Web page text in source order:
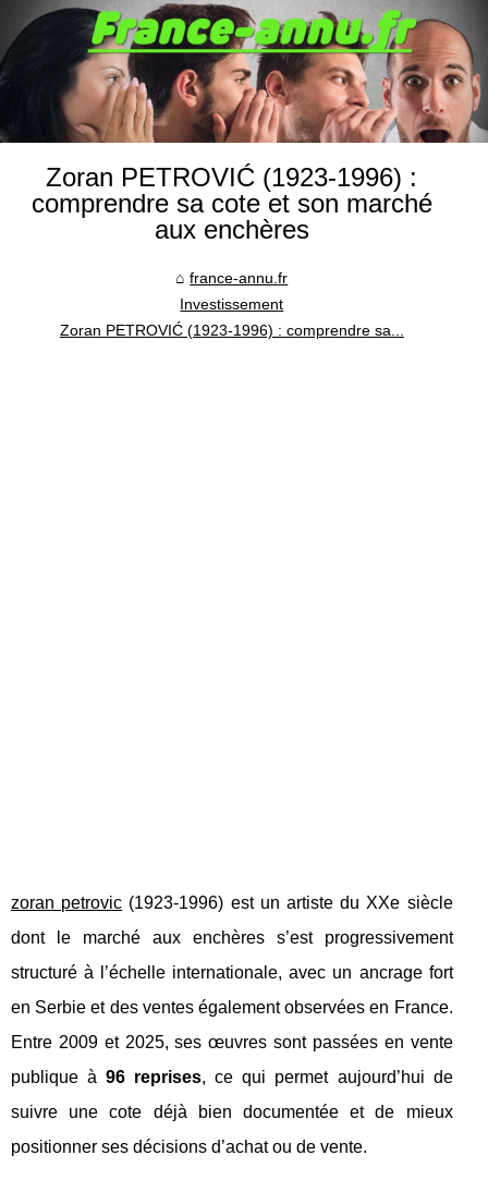
Zoran PETROVIĆ (1923‑1996) :
comprendre sa cote et son marché
aux enchères
france-annu.fr
Investissement
Zoran PETROVIĆ (1923‑1996) : comprendre sa...
zoran petrovic (1923‑1996) est un artiste du XXe siècle
dont le marché aux enchères s’est progressivement
structuré à l’échelle internationale, avec un ancrage fort
en Serbie et des ventes également observées en France.
Entre 2009 et 2025, ses œuvres sont passées en vente
publique à96 reprises, ce qui permet aujourd’hui de
suivre une cote déjà bien documentée et de mieux
positionner ses décisions d’achat ou de vente.